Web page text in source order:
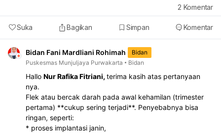
Suka Bagikan Simpan Komentar
2 Komentar
Bidan Fani Mardliani Rohimah
Bidan
Puskesmas Munjuljaya Purwakarta
Bidan
Hallo Nur Rafika Fitriani, terima kasih atas pertanyaan
nya.
Flek atau bercak darah pada awal kehamilan (trimester
pertama) **cukup sering terjadi**. Penyebabnya bisa
ringan, seperti:
* proses implantasi janin,